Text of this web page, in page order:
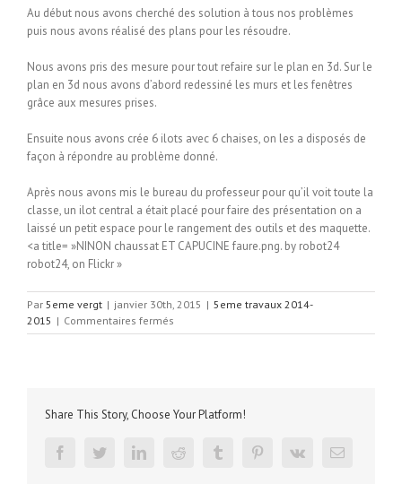
Au début nous avons cherché des solution à tous nos problèmes
puis nous avons réalisé des plans pour les résoudre.
Nous avons pris des mesure pour tout refaire sur le plan en 3d. Sur le
plan en 3d nous avons d’abord redessiné les murs et les fenêtres
grâce aux mesures prises.
Ensuite nous avons crée 6 ilots avec 6 chaises, on les a disposés de
façon à répondre au problème donné.
Après nous avons mis le bureau du professeur pour qu’il voit toute la
classe, un ilot central a était placé pour faire des présentation on a
laissé un petit espace pour le rangement des outils et des maquette.
<a title= »NINON chaussat ET CAPUCINE faure.png. by robot24
robot24, on Flickr »
Par 5eme vergt | janvier 30th, 2015 | 5eme travaux 2014-
2015 | Commentaires fermés
5D
Capucine
Share This Story, Choose Your Platform!
facebooktwitter linkedinreddit tumblr pinterestvk Email